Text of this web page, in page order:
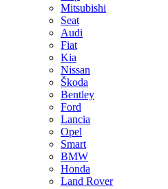
Mitsubishi
Seat
Audi
Fiat
Kia
Nissan
Škoda
Bentley
Ford
Lancia
Opel
Smart
BMW
Honda
Land Rover